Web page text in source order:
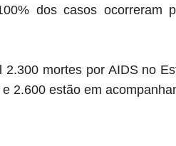
dos casos ocorreram
mortes por AIDS no
2.600 estão em